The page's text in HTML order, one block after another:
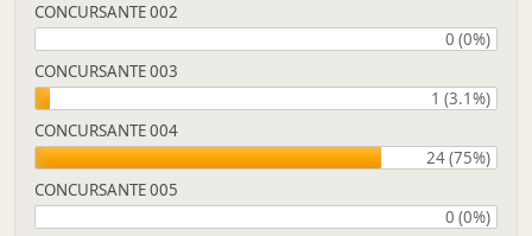
CONCURSANTE 002
0 (0%)
CONCURSANTE 003
1 (3.1%)
CONCURSANTE 004
24 (75%)
CONCURSANTE 005
0 (0%)